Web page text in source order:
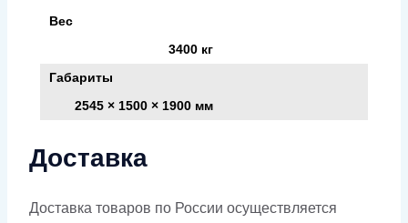
Вес
3400 кг
Габариты
2545 × 1500 × 1900 мм
Доставка
Доставка товаров по России осуществляется